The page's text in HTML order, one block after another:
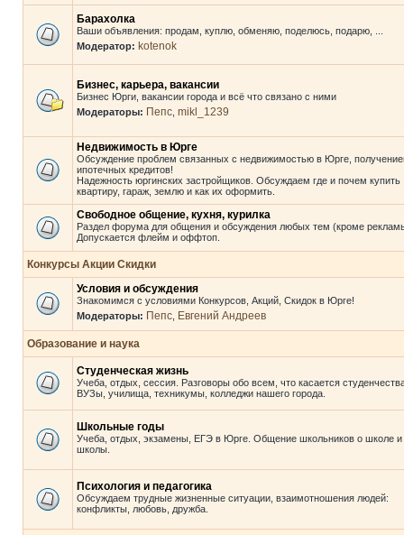
Барахолка
Ваши объявления: продам, куплю, обменяю, поделюсь, подарю, ...
Модератор: kotenok
Бизнес, карьера, вакансии
Бизнес Юрги, вакансии города и всё что связано с ними
Модераторы: Пепс mikl_1239
Недвижимость в Юрге
Обсуждение проблем связанных с недвижимостью в Юрге,
ипотечных кредитов!
Надежность юргинских застройщиков. Обсуждаем где и почем купить
квартиру, гараж, землю и как их оформить.
Свободное общение, кухня, курилка
Раздел форума для общения и обсуждения любых тем (кроме
Допускается флейм и оффтоп.
Конкурсы Акции Скидки
Условия и обсуждения
Знакомимся с условиями Конкурсов, Акций, Скидок в Юрге!
Модераторы: Пепс Евгений Андреев
Образование и наука
Студенческая жизнь
Учеба, отдых, сессия. Разговоры обо всем, что касается
ВУЗы, училища, техникумы, колледжи нашего города.
Школьные годы
Учеба, отдых, экзамены, ЕГЭ в Юрге. Общение школьников о школе и
школы.
Психология и педагогика
Обсуждаем трудные жизненные ситуации, взаимотношения людей:
конфликты, любовь, дружба.